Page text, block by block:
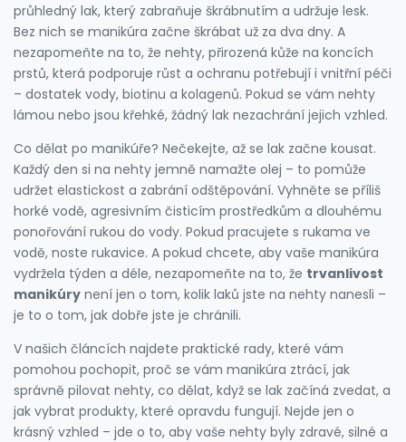
průhledný lak, který zabraňuje škrábnutím a udržuje lesk.
Bez nich se manikúra začne škrábat už za dva dny. A
nezapomeňte na to, že nehty, přirozená kůže na koncích
prstů, která podporuje růst a ochranu potřebují i vnitřní péči
– dostatek vody, biotinu a kolagenů. Pokud se vám nehty
lámou nebo jsou křehké, žádný lak nezachrání jejich vzhled.
Co dělat po manikúře? Nečekejte, až se lak začne kousat.
Každý den si na nehty jemně namažte olej – to pomůže
udržet elastickost a zabrání odštěpování. Vyhněte se příliš
horké vodě, agresivním čisticím prostředkům a dlouhému
ponořování rukou do vody. Pokud pracujete s rukama ve
vodě, noste rukavice. A pokud chcete, aby vaše manikúra
vydržela týden a déle, nezapomeňte na to, že trvanlivost
manikúry není jen o tom, kolik laků jste na nehty nanesli –
je to o tom, jak dobře jste je chránili.
V našich článcích najdete praktické rady, které vám
pomohou pochopit, proč se vám manikúra ztrácí, jak
správně pilovat nehty, co dělat, když se lak začíná zvedat, a
jak vybrat produkty, které opravdu fungují. Nejde jen o
krásný vzhled – jde o to, aby vaše nehty byly zdravé, silné a